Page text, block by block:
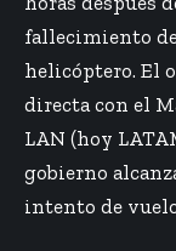
fallecimiento
helicóptero. El
directa con el
LAN (hoy
gobierno
intento de